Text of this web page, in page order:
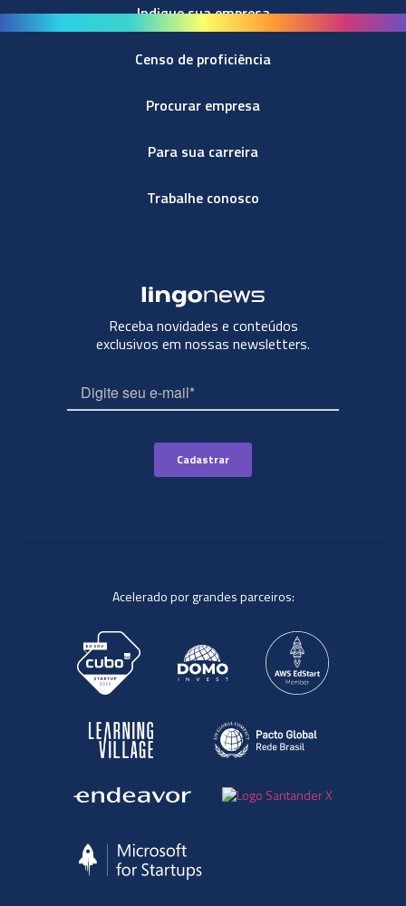
Indique sua empresa
Censo de proficiência
Procurar empresa
Para sua carreira
Trabalhe conosco
Receba novidades e conteúdos
exclusivos em nossas newsletters.
Acelerado por grandes parceiros: